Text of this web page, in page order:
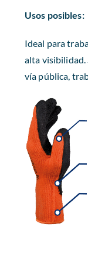
Usos posibles:
Ideal para
alta visibilidad.
vía pública,